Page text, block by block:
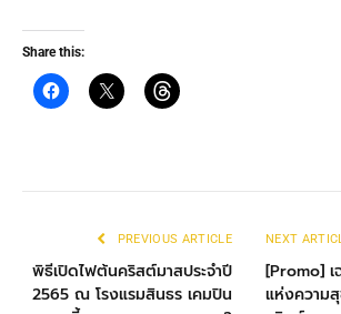
Share this:
PREVIOUS ARTICLE
พิธีเปิดไฟต้นคริสต์มาสประจำปี
2565 ณ โรงแรมสินธร เคมปิน
NEXT
[Promo]
แห่งความ